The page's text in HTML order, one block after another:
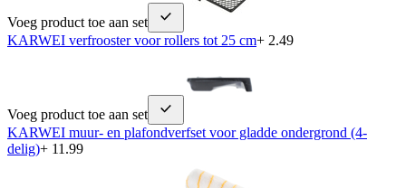
Voeg product toe aan set
KARWEI verfrooster voor rollers tot 25 cm+ 2.49
Voeg product toe aan set
KARWEI muur- en plafondverfset voor gladde ondergrond (4-
delig)+ 11.99